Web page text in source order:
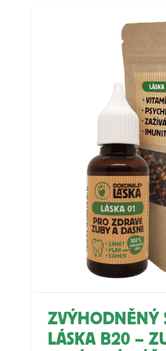
ZVÝHODNĚNÝ
LÁSKA B20 –